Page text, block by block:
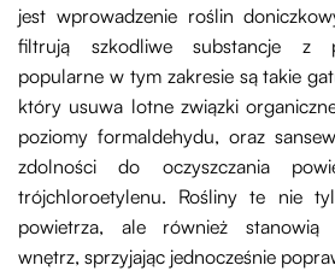
jest wprowadzenie roślin
filtrują szkodliwe substancje z
popularne w tym zakresie są takie
który usuwa lotne związki
poziomy formaldehydu, oraz
zdolności do oczyszczania
trójchloroetylenu. Rośliny te nie
powietrza, ale również stanowią
wnętrz, sprzyjając jednocześnie